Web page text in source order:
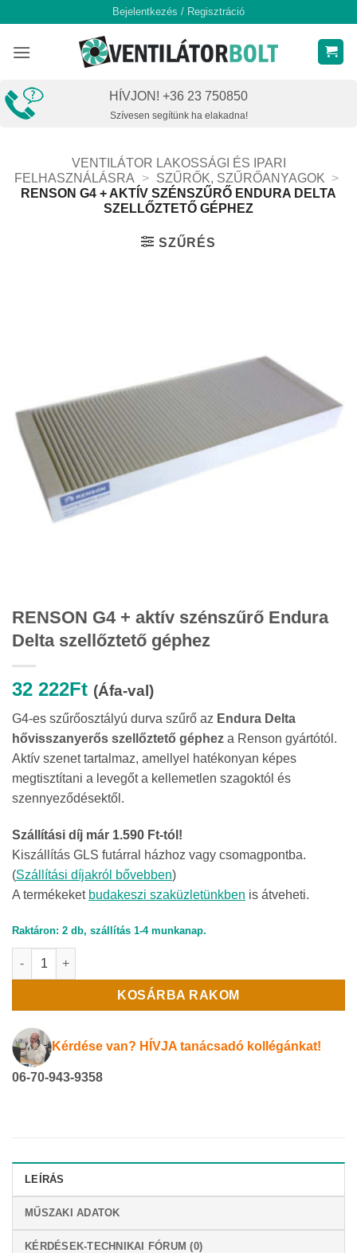
content
Bejelentkezés / Regisztráció
HÍVJON! +36 23 750850
Szívesen segítünk ha elakadna!
VENTILÁTOR LAKOSSÁGI ÉS IPARI
FELHASZNÁLÁSRA
> SZŰRŐK, SZŰRŐANYAGOK >
RENSON G4 + AKTÍV SZÉNSZŰRŐ ENDURA DELTA
SZELLŐZTETŐ GÉPHEZ
SZŰRÉS
RENSON G4 + aktív szénszűrő Endura
Delta szellőztető géphez
32 222Ft (Áfa-val)
G4-es szűrőosztályú durva szűrő az Endura Delta
hővisszanyerős szellőztető géphez a Renson gyártótól.
Aktív szenet tartalmaz, amellyel hatékonyan képes
megtisztítani a levegőt a kellemetlen szagoktól és
szennyeződésektől.
Szállítási díj már 1.590 Ft-tól!
Kiszállítás GLS futárral házhoz vagy csomagpontba.
(Szállítási díjakról bővebben)
A termékeket budakeszi szaküzletünkben is átveheti.
Raktáron: 2 db, szállítás 1-4 munkanap.
RENSON G4 + aktív szénszűrő Endura Delta szellőztető
KOSÁRBA RAKOM
Kérdése van? HÍVJA tanácsadó kollégánkat!
06-70-943-9358
LEÍRÁS
MŰSZAKI ADATOK
KÉRDÉSEK-TECHNIKAI FÓRUM (0)